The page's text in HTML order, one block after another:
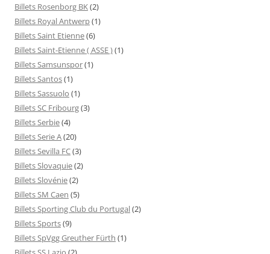
Billets Rosenborg BK(2)
Billets Royal Antwerp(1)
Billets Saint Etienne(6)
Billets Saint-Etienne ( ASSE )(1)
Billets Samsunspor(1)
Billets Santos(1)
Billets Sassuolo (1)
Billets SC Fribourg(3)
Billets Serbie(4)
Billets Serie A(20)
Billets Sevilla FC(3)
Billets Slovaquie(2)
Billets Slovénie(2)
Billets SM Caen (5)
Billets Sporting Club du Portugal(2)
Billets Sports(9)
Billets SpVgg Greuther Fürth (1)